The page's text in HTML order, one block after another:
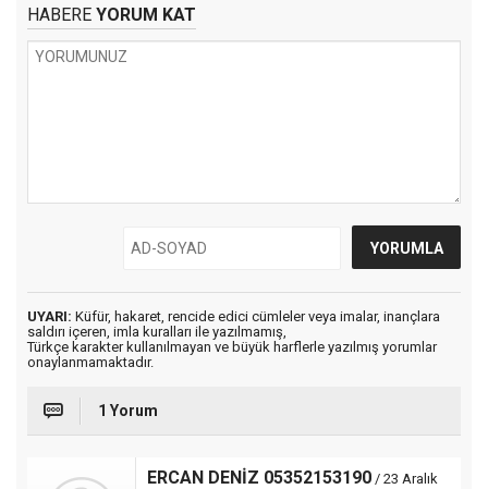
HABERE YORUM KAT
UYARI: Küfür, hakaret, rencide edici cümleler veya imalar, inançlara
saldırı içeren, imla kuralları ile yazılmamış,
Türkçe karakter kullanılmayan ve büyük harflerle yazılmış yorumlar
onaylanmamaktadır.
1 Yorum
ERCAN DENİZ 05352153190 / 23 Aralık